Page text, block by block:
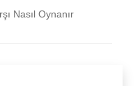
Nasıl Oynanır